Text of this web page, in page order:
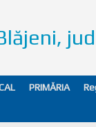
PRIMĂRIA